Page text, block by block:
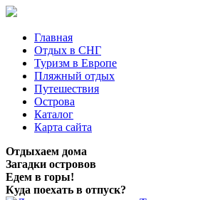
Главная
Отдых в СНГ
Туризм в Европе
Пляжный отдых
Путешествия
Острова
Каталог
Карта сайта
Отдыхаем дома
Загадки островов
Едем в горы!
Куда поехать в отпуск?